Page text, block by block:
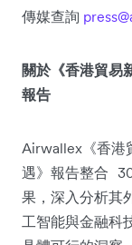
傳媒查詢
關於《香港貿易
報告
Airwallex 《香
遇》報告整合
果，深入分析其
工智能與金融科